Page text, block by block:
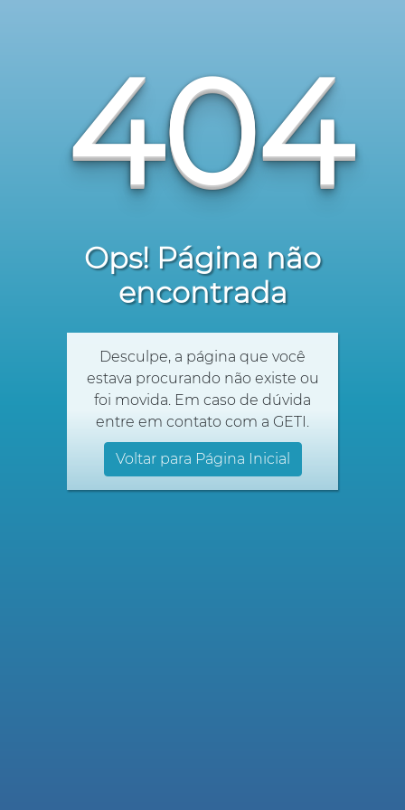
404
Ops! Página não
encontrada
Desculpe, a página que você
estava procurando não existe ou
foi movida. Em caso de dúvida
entre em contato com a GETI.
Voltar para Página Inicial